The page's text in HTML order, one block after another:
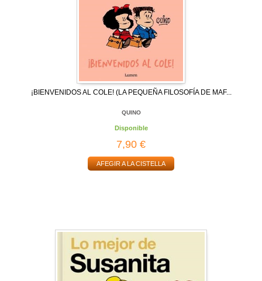
¡BIENVENIDOS AL COLE! (LA PEQUEÑA FILOSOFÍA DE MAF...
QUINO
Disponible
7,90 €
AFEGIR A LA CISTELLA